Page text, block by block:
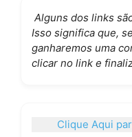
Alguns dos links
Isso significa que,
ganharemos uma
clicar no link e
Clique Aqui